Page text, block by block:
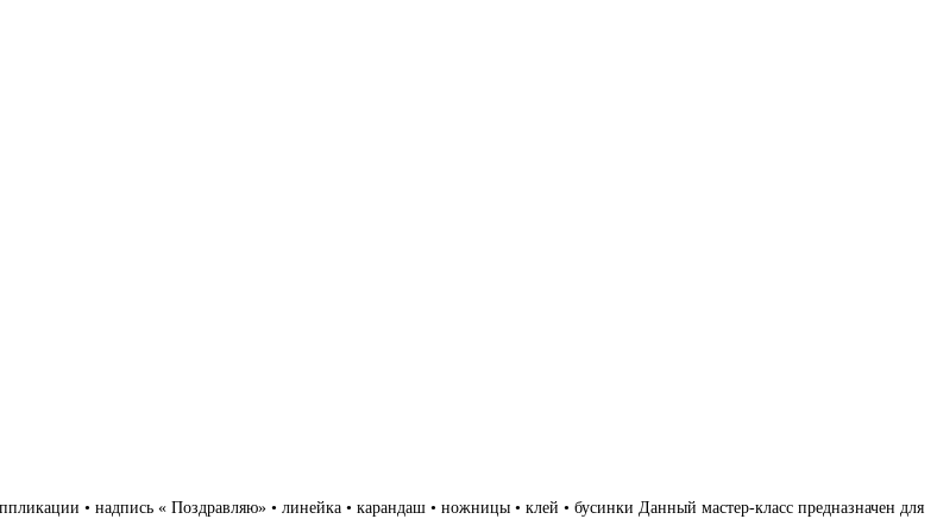
• надпись « Поздравляю» • линейка • карандаш • ножницы • клей • бусинки Данный мастер-класс предназначен для